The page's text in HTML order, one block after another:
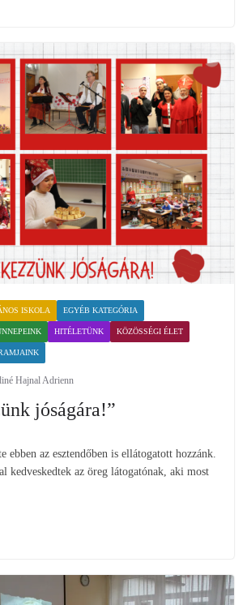
ISKOLA EGYÉB KATEGÓRIA
HITÉLETÜNK KÖZÖSSÉGI ÉLET
Hajnal Adrienn
jóságára!”
ebben az esztendőben is ellátogatott hozzánk.
kedveskedtek az öreg látogatónak, aki most